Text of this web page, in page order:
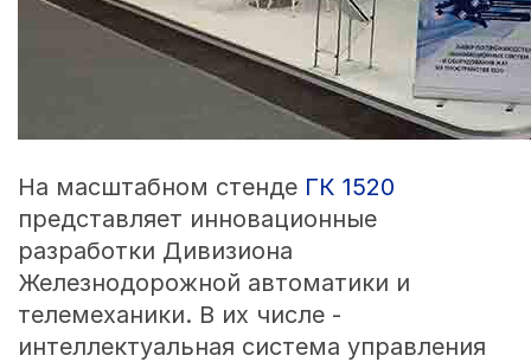
На масштабном стенде ГК 1520
представляет инновационные
разработки Дивизиона
Железнодорожной автоматики и
телемеханики. В их числе -
интеллектуальная система управления